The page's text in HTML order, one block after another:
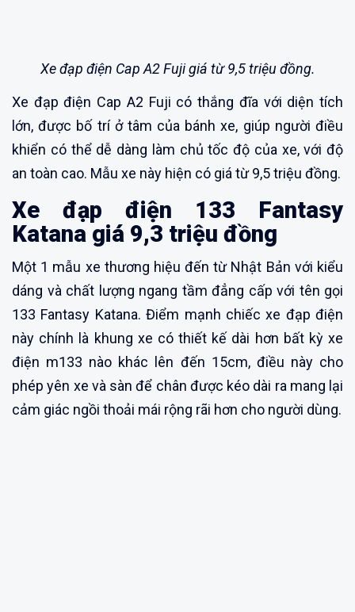
Xe đạp điện Cap A2 Fuji giá từ 9,5 triệu đồng.
Xe đạp điện Cap A2 Fuji có thắng đĩa với diện tích
lớn, được bố trí ở tâm của bánh xe, giúp người điều
khiển có thể dễ dàng làm chủ tốc độ của xe, với độ
an toàn cao. Mẫu xe này hiện có giá từ 9,5 triệu đồng.
Xe đạp điện 133 Fantasy
Katana giá 9,3 triệu đồng
Một 1 mẫu xe thương hiệu đến từ Nhật Bản với kiểu
dáng và chất lượng ngang tầm đẳng cấp với tên gọi
133 Fantasy Katana. Điểm mạnh chiếc xe đạp điện
này chính là khung xe có thiết kế dài hơn bất kỳ xe
điện m133 nào khác lên đến 15cm, điều này cho
phép yên xe và sàn để chân được kéo dài ra mang lại
cảm giác ngồi thoải mái rộng rãi hơn cho người dùng.